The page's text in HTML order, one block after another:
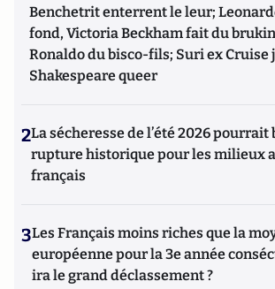
Benchetrit enterrent le leur;
fond, Victoria Beckham fait du
Ronaldo du bisco-fils; Suri ex Cruise
Shakespeare queer
2La sécheresse de l’été 2026
rupture historique pour les milieux
français
3Les Français moins riches que la
européenne pour la 3e année
ira le grand déclassement ?